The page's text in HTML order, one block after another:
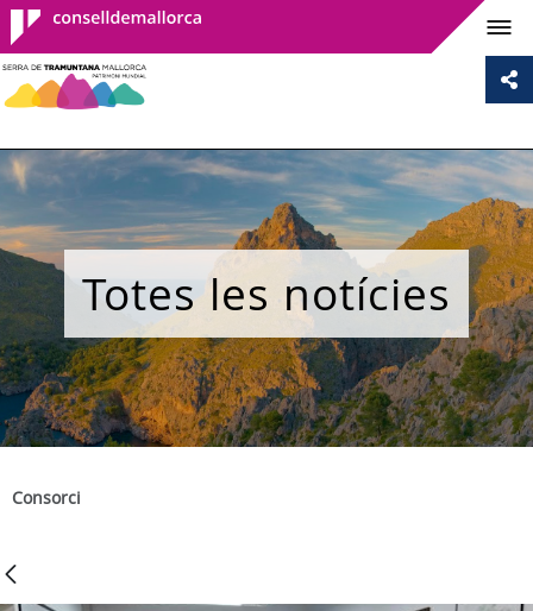
Consell de
Mallorca
Totes les notícies
Consorci